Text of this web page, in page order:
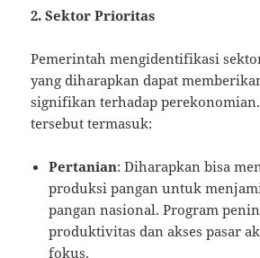
2. Sektor Prioritas
Pemerintah mengidentifikasi
yang diharapkan dapat
signifikan terhadap
tersebut termasuk:
Pertanian: Diharapkan bisa
produksi pangan untuk
pangan nasional. Program
produktivitas dan akses pasar
fokus.